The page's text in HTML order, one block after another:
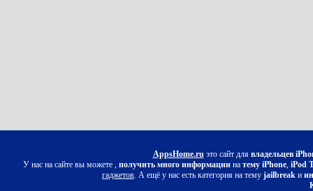
AppsHome.ruэто сайт для владельцев
У нас на сайте вы можете , получить много информациина тему iPhone,iPod
гаджетов. А ещё у нас есть категория на тему jailbreak и